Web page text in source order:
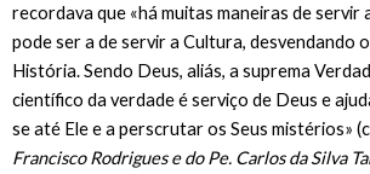
recordava que «há muitas maneiras de servir
pode ser a de servir a Cultura, desvendando
História. Sendo Deus, aliás, a suprema
científico da verdade é serviço de Deus e
se até Ele e a perscrutar os Seus mistérios»
Francisco Rodrigues e do Pe. Carlos da Silva